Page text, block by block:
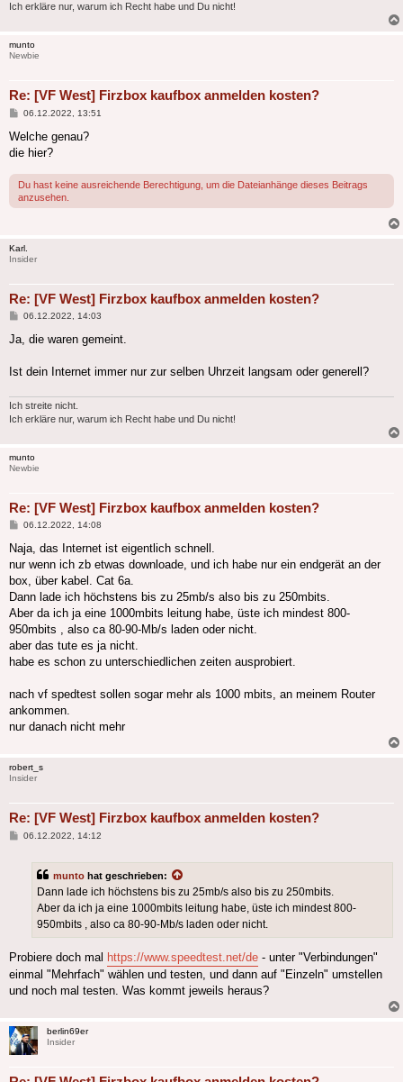
Ich erkläre nur, warum ich Recht habe und Du nicht!
munto
Newbie
Re: [VF West] Firzbox kaufbox anmelden kosten?
Beitrag
06.12.2022, 13:51
Welche genau?
die hier?
Du hast keine ausreichende Berechtigung, um die Dateianhänge dieses Beitrags
anzusehen.
Karl.
Insider
Re: [VF West] Firzbox kaufbox anmelden kosten?
Beitrag
06.12.2022, 14:03
Ja, die waren gemeint.
Ist dein Internet immer nur zur selben Uhrzeit langsam oder generell?
Ich streite nicht.
Ich erkläre nur, warum ich Recht habe und Du nicht!
munto
Newbie
Re: [VF West] Firzbox kaufbox anmelden kosten?
Beitrag
06.12.2022, 14:08
Naja, das Internet ist eigentlich schnell.
nur wenn ich zb etwas downloade, und ich habe nur ein endgerät an der
box, über kabel. Cat 6a.
Dann lade ich höchstens bis zu 25mb/s also bis zu 250mbits.
Aber da ich ja eine 1000mbits leitung habe, üste ich mindest 800-
950mbits , also ca 80-90-Mb/s laden oder nicht.
aber das tute es ja nicht.
habe es schon zu unterschiedlichen zeiten ausprobiert.
nach vf spedtest sollen sogar mehr als 1000 mbits, an meinem Router
ankommen.
nur danach nicht mehr
robert_s
Insider
Re: [VF West] Firzbox kaufbox anmelden kosten?
Beitrag
06.12.2022, 14:12
munto hat geschrieben:
Dann lade ich höchstens bis zu 25mb/s also bis zu 250mbits.
Aber da ich ja eine 1000mbits leitung habe, üste ich mindest 800-
950mbits , also ca 80-90-Mb/s laden oder nicht.
Probiere doch mal https://www.speedtest.net/de - unter "Verbindungen"
einmal "Mehrfach" wählen und testen, und dann auf "Einzeln" umstellen
und noch mal testen. Was kommt jeweils heraus?
berlin69er
Insider